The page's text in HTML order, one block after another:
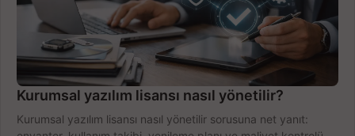
Kurumsal yazılım lisansı nasıl yönetilir?
Kurumsal yazılım lisansı nasıl yönetilir sorusuna net yanıt: